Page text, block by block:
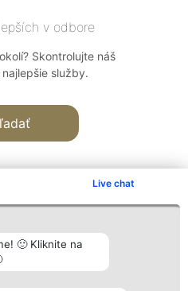
Live chat
🙂 Kliknite na
v odbore
Skontrolujte náš
služby.
Kontakt
Kontakt